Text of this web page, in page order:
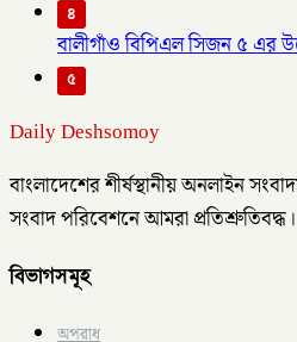
৪
বালীগাঁও বিপিএল সিজন ৫ এর
৫
Daily Deshsomoy
বাংলাদেশের শীর্ষস্থানীয় অনলাইন
সংবাদ পরিবেশনে আমরা প্রতিশ্রুতিবদ্ধ।
বিভাগসমূহ
অপরাধ